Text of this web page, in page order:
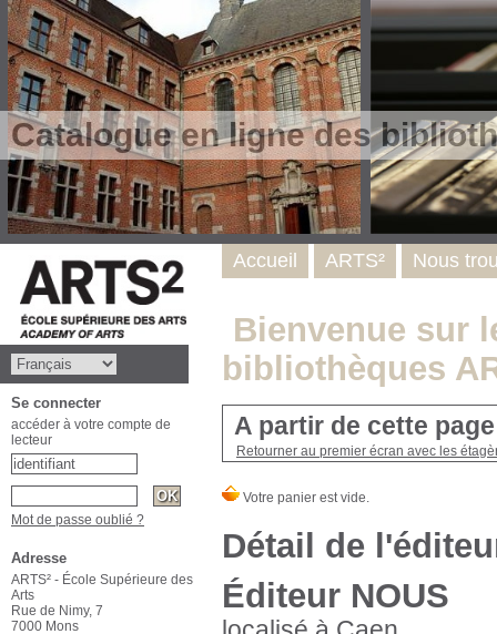
Catalogue en ligne des
Bienvenue sur
bibliothèques
A partir de cette
Retourner au premier écran avec les
Détail de
Éditeur NOUS
Accueil ARTS² Nous
Se connecter
accéder à votre compte de
lecteur
Mot de passe oublié ?
Adresse
ARTS² - École Supérieure des
Arts
Rue de Nimy, 7
7000 Mons